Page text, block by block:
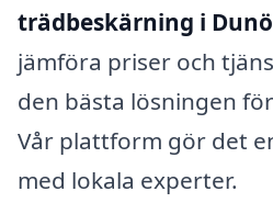
trädbeskärning i Dunö
jämföra priser och
den bästa lösningen
Vår plattform gör det
med lokala experter.